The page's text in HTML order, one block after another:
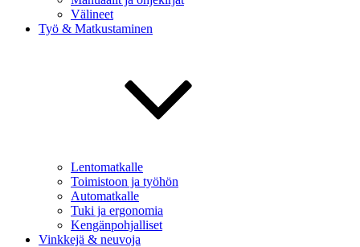
Välineet
Työ & Matkustaminen
Lentomatkalle
Toimistoon ja työhön
Automatkalle
Tuki ja ergonomia
Kengänpohjalliset
Vinkkejä & neuvoja